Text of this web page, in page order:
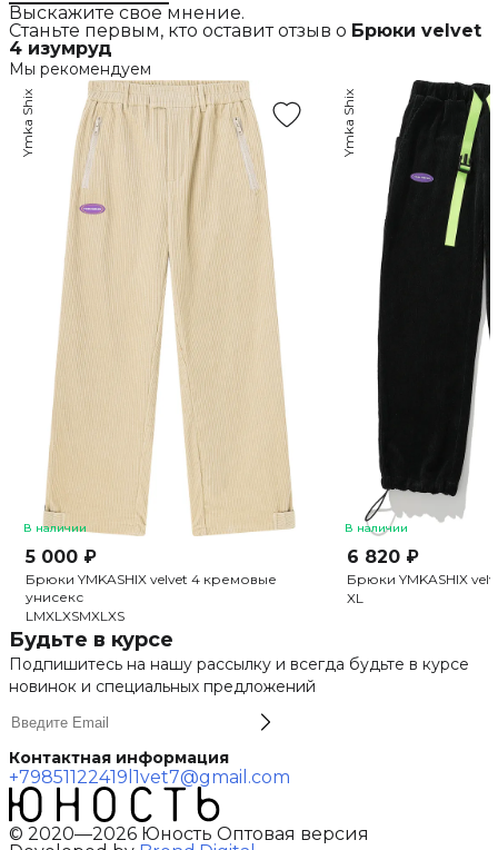
Выскажите свое мнение.
Станьте первым, кто оставит отзыв о Брюки velvet
4 изумруд
Мы рекомендуем
В наличии
Ymka Shix
5 000 ₽
Брюки YMKASHIX velvet 4 кремовые
унисекс
LMXLXSMXLXS
В наличии
Ymka Shix
6 820 ₽
Брюки YMKASHIX
XL
Будьте в курсе
Подпишитесь на нашу рассылку и всегда будьте в курсе
новинок и специальных предложений
Контактная информация
+79851122419 l1vet7@gmail.com
© 2020—2026 Юность Оптовая версия